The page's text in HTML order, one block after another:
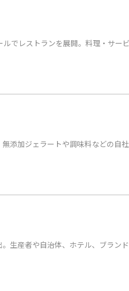
でレストランを展開。料理・サー
添加ジェラートや調味料などの自
生産者や自治体、ホテル、ブラン